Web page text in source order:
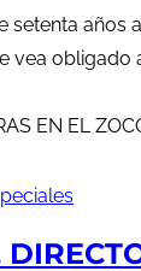
setenta años
vea